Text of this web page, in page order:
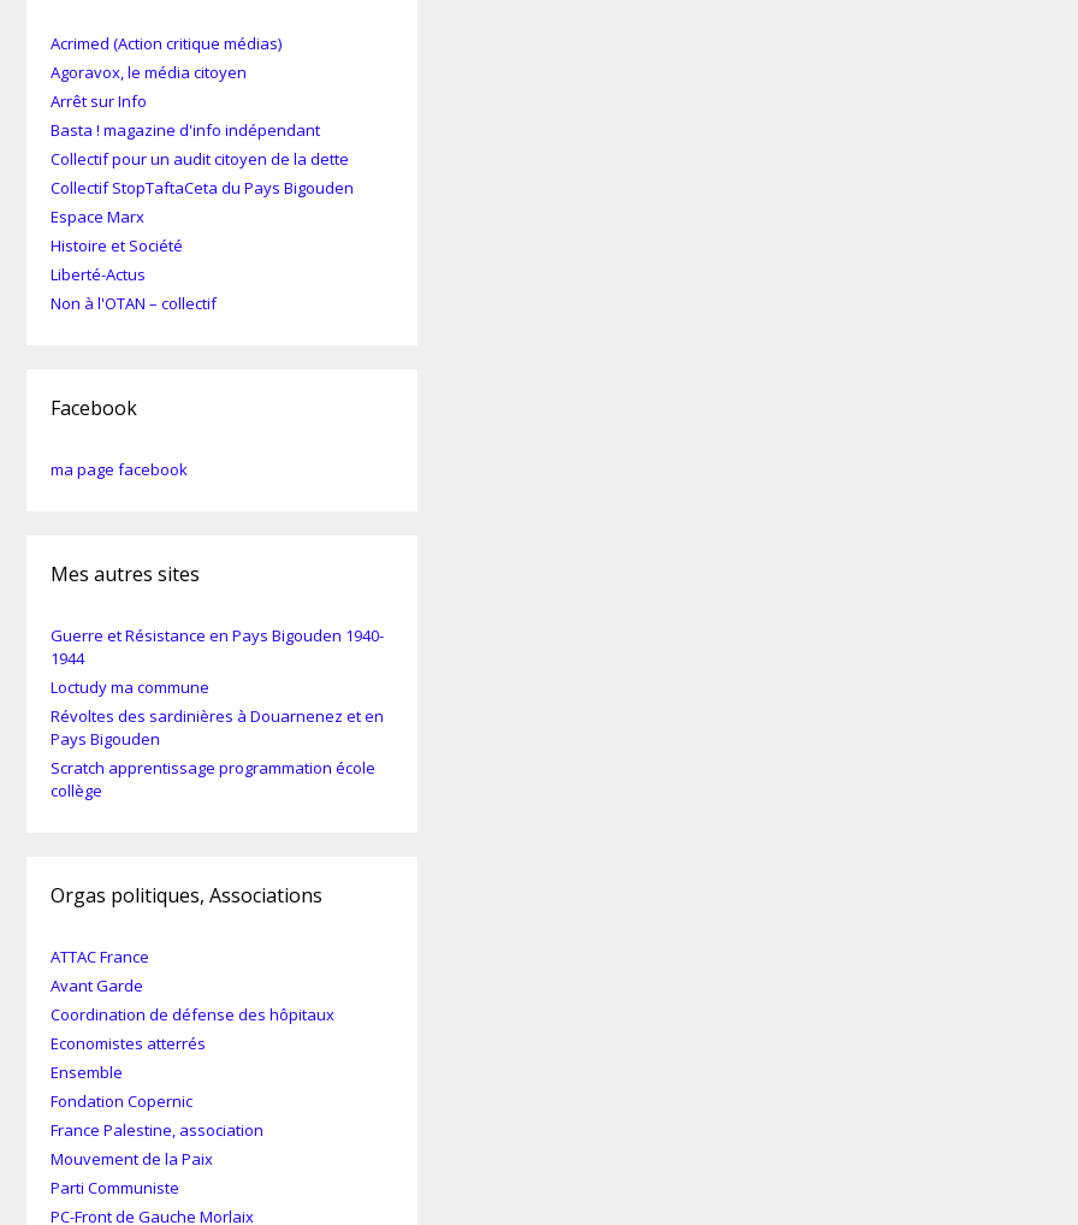
Acrimed (Action critique médias)
Agoravox, le média citoyen
Arrêt sur Info
Basta ! magazine d'info indépendant
Collectif pour un audit citoyen de la dette
Collectif StopTaftaCeta du Pays Bigouden
Espace Marx
Histoire et Société
Liberté-Actus
Non à l'OTAN – collectif
Facebook
ma page facebook
Mes autres sites
Guerre et Résistance en Pays Bigouden 1940-
1944
Loctudy ma commune
Révoltes des sardinières à Douarnenez et en
Pays Bigouden
Scratch apprentissage programmation école
collège
Orgas politiques, Associations
ATTAC France
Avant Garde
Coordination de défense des hôpitaux
Economistes atterrés
Ensemble
Fondation Copernic
France Palestine, association
Mouvement de la Paix
Parti Communiste
PC-Front de Gauche Morlaix